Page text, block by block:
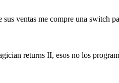
ventas me compre una switch
returns II, esos no los